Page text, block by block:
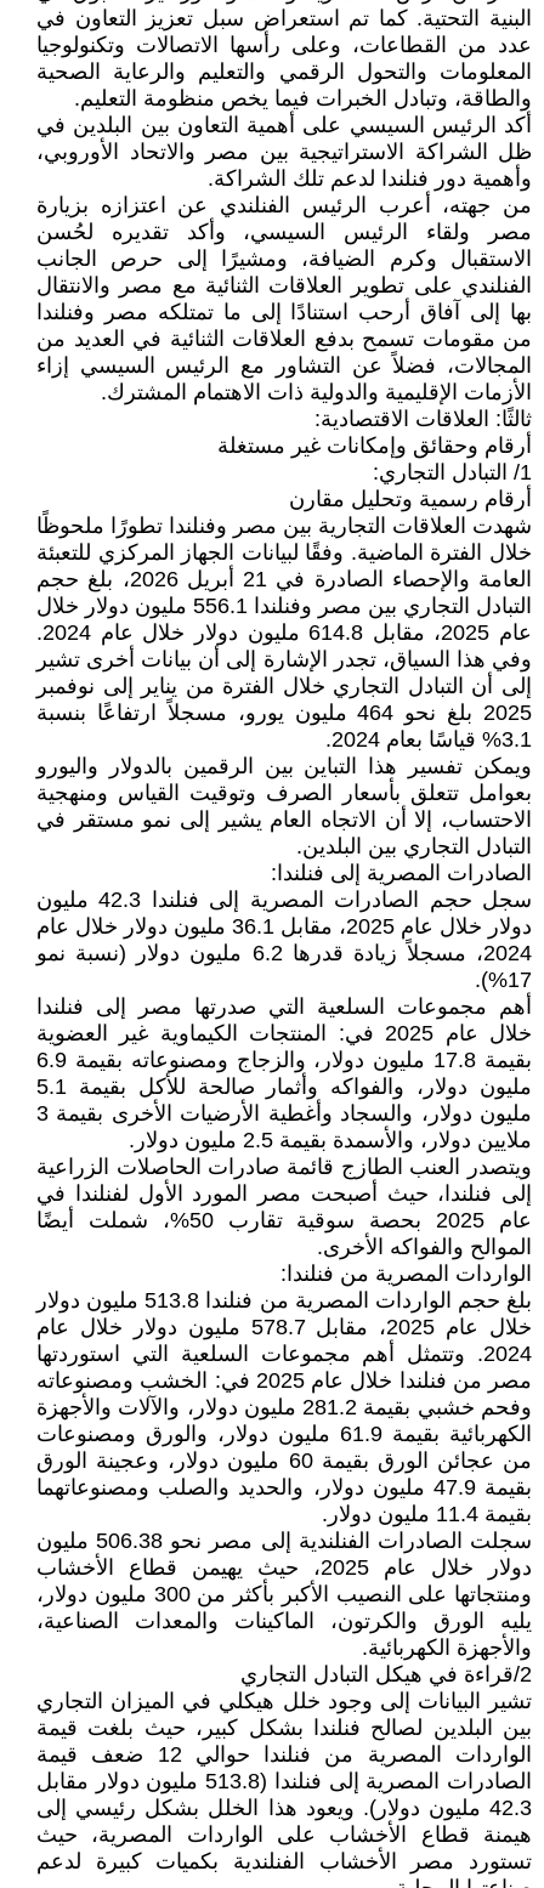
البنية التحتية. كما تم استعراض سبل تعزيز التعاون في
عدد من القطاعات، وعلى رأسها الاتصالات وتكنولوجيا
المعلومات والتحول الرقمي والتعليم والرعاية الصحية
والطاقة، وتبادل الخبرات فيما يخص منظومة التعليم.
أكد الرئيس السيسي على أهمية التعاون بين البلدين في
ظل الشراكة الاستراتيجية بين مصر والاتحاد الأوروبي،
وأهمية دور فنلندا لدعم تلك الشراكة.
من جهته، أعرب الرئيس الفنلندي عن اعتزازه بزيارة
مصر ولقاء الرئيس السيسي، وأكد تقديره لحُسن
الاستقبال وكرم الضيافة، ومشيرًا إلى حرص الجانب
الفنلندي على تطوير العلاقات الثنائية مع مصر والانتقال
بها إلى آفاق أرحب استنادًا إلى ما تمتلكه مصر وفنلندا
من مقومات تسمح بدفع العلاقات الثنائية في العديد من
المجالات، فضلاً عن التشاور مع الرئيس السيسي إزاء
الأزمات الإقليمية والدولية ذات الاهتمام المشترك.
ثالثًا: العلاقات الاقتصادية:
أرقام وحقائق وإمكانات غير مستغلة
1/ التبادل التجاري:
أرقام رسمية وتحليل مقارن
شهدت العلاقات التجارية بين مصر وفنلندا تطورًا ملحوظًا
خلال الفترة الماضية. وفقًا لبيانات الجهاز المركزي للتعبئة
العامة والإحصاء الصادرة في 21 أبريل 2026، بلغ حجم
التبادل التجاري بين مصر وفنلندا 556.1 مليون دولار خلال
عام 2025، مقابل 614.8 مليون دولار خلال عام 2024.
وفي هذا السياق، تجدر الإشارة إلى أن بيانات أخرى تشير
إلى أن التبادل التجاري خلال الفترة من يناير إلى نوفمبر
2025 بلغ نحو 464 مليون يورو، مسجلاً ارتفاعًا بنسبة
3.1% قياسًا بعام 2024.
ويمكن تفسير هذا التباين بين الرقمين بالدولار واليورو
بعوامل تتعلق بأسعار الصرف وتوقيت القياس ومنهجية
الاحتساب، إلا أن الاتجاه العام يشير إلى نمو مستقر في
التبادل التجاري بين البلدين.
الصادرات المصرية إلى فنلندا:
سجل حجم الصادرات المصرية إلى فنلندا 42.3 مليون
دولار خلال عام 2025، مقابل 36.1 مليون دولار خلال عام
2024، مسجلاً زيادة قدرها 6.2 مليون دولار (نسبة نمو
17%).
أهم مجموعات السلعية التي صدرتها مصر إلى فنلندا
خلال عام 2025 في: المنتجات الكيماوية غير العضوية
بقيمة 17.8 مليون دولار، والزجاج ومصنوعاته بقيمة 6.9
مليون دولار، والفواكه وأثمار صالحة للأكل بقيمة 5.1
مليون دولار، والسجاد وأغطية الأرضيات الأخرى بقيمة 3
ملايين دولار، والأسمدة بقيمة 2.5 مليون دولار.
ويتصدر العنب الطازج قائمة صادرات الحاصلات الزراعية
إلى فنلندا، حيث أصبحت مصر المورد الأول لفنلندا في
عام 2025 بحصة سوقية تقارب 50%، شملت أيضًا
الموالح والفواكه الأخرى.
الواردات المصرية من فنلندا:
بلغ حجم الواردات المصرية من فنلندا 513.8 مليون دولار
خلال عام 2025، مقابل 578.7 مليون دولار خلال عام
2024. وتتمثل أهم مجموعات السلعية التي استوردتها
مصر من فنلندا خلال عام 2025 في: الخشب ومصنوعاته
وفحم خشبي بقيمة 281.2 مليون دولار، والآلات والأجهزة
الكهربائية بقيمة 61.9 مليون دولار، والورق ومصنوعات
من عجائن الورق بقيمة 60 مليون دولار، وعجينة الورق
بقيمة 47.9 مليون دولار، والحديد والصلب ومصنوعاتهما
بقيمة 11.4 مليون دولار.
سجلت الصادرات الفنلندية إلى مصر نحو 506.38 مليون
دولار خلال عام 2025، حيث يهيمن قطاع الأخشاب
ومنتجاتها على النصيب الأكبر بأكثر من 300 مليون دولار،
يليه الورق والكرتون، الماكينات والمعدات الصناعية،
والأجهزة الكهربائية.
2/قراءة في هيكل التبادل التجاري
تشير البيانات إلى وجود خلل هيكلي في الميزان التجاري
بين البلدين لصالح فنلندا بشكل كبير، حيث بلغت قيمة
الواردات المصرية من فنلندا حوالي 12 ضعف قيمة
الصادرات المصرية إلى فنلندا (513.8 مليون دولار مقابل
42.3 مليون دولار). ويعود هذا الخلل بشكل رئيسي إلى
هيمنة قطاع الأخشاب على الواردات المصرية، حيث
تستورد مصر الأخشاب الفنلندية بكميات كبيرة لدعم